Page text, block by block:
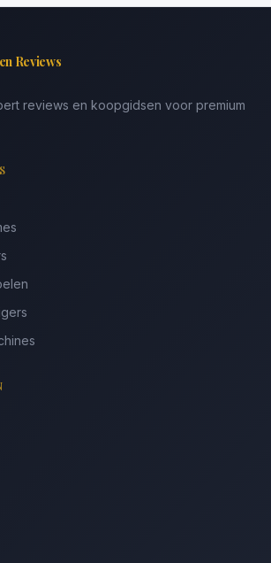
Reviews
reviews en koopgidsen voor premium